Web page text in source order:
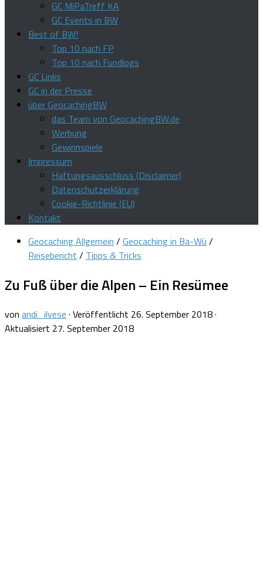
GC MiPaTreff KA
GC Events in BW
Best of BW!
Top 10 nach FP
Top 10 nach Fundlogs
GC Links
GC in der Presse
über GeocachingBW
das Team von GeocachingBW.de
Werbung
Gewinnspiele
Impressum
Haftungsausschluss (Disclaimer)
Datenschutzerklärung
Cookie-Richtlinie (EU)
Kontakt
Geocaching Allgemein / Geocaching in Ba-Wü /
Reisebericht / Tipps & Tricks
Zu Fuß über die Alpen – Ein Resümee
von andi_ilvese · Veröffentlicht 26. September 2018·
Aktualisiert 27. September 2018